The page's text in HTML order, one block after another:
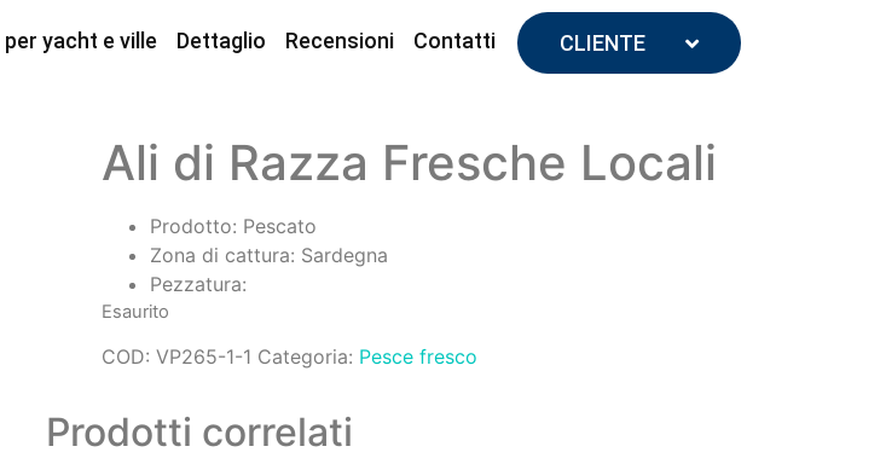
yacht e ville Dettaglio Recensioni Contatti CLIENTE
Ali di Razza Fresche Locali
Prodotto: Pescato
Zona di cattura: Sardegna
Pezzatura:
Esaurito
COD: VP265-1-1 Categoria: Pesce fresco
Prodotti correlati